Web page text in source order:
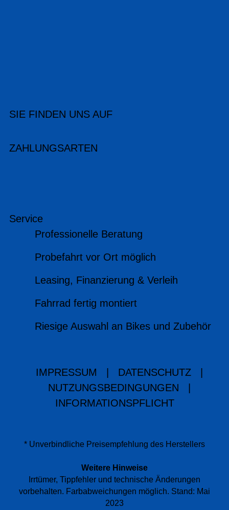
SIE FINDEN UNS AUF
ZAHLUNGSARTEN
Service
Professionelle Beratung
Probefahrt vor Ort möglich
Leasing, Finanzierung & Verleih
Fahrrad fertig montiert
Riesige Auswahl an Bikes und Zubehör
IMPRESSUM DATENSCHUTZ
NUTZUNGSBEDINGUNGEN
INFORMATIONSPFLICHT
* Unverbindliche Preisempfehlung des Herstellers
Weitere Hinweise
Irrtümer, Tippfehler und technische Änderungen
vorbehalten. Farbabweichungen möglich. Stand: Mai
2023